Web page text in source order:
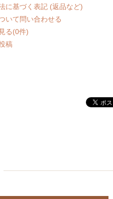
に基づく表記 (返品など)
いて問い合わせる
る(0件)
稿